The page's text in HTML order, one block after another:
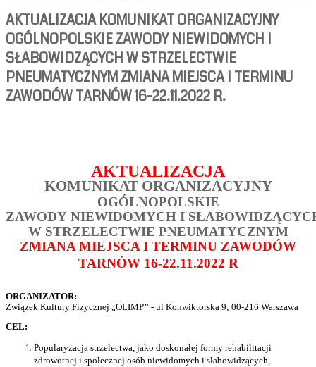
AKTUALIZACJA KOMUNIKAT ORGANIZACYJNY
OGÓLNOPOLSKIE ZAWODY NIEWIDOMYCH I
SŁABOWIDZĄCYCH W STRZELECTWIE
PNEUMATYCZNYM ZMIANA MIEJSCA I TERMINU
ZAWODÓW TARNÓW 16-22.11.2022 R.
AKTUALIZACJA
KOMUNIKAT ORGANIZACYJNY
OGÓLNOPOLSKIE
ZAWODY NIEWIDOMYCH I
W STRZELECTWIE PNEUMATYCZNYM
ZMIANA MIEJSCA I TERMINU ZAWODÓW
TARNÓW 16-22.11.2022 R
ORGANIZATOR:
Związek Kultury Fizycznej „OLIMP” - ul Konwiktorska 9; 00-216 Warszawa
CEL:
Popularyzacja strzelectwa, jako doskonałej formy rehabilitacji
zdrowotnej i społecznej osób niewidomych i słabowidzących,